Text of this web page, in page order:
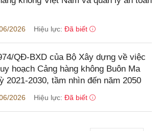
2026 Hiệu lực: Đã biết
QĐ-BXD của Bộ Xây dựng về việc
hoạch Cảng hàng không Buôn Ma
2021-2030, tầm nhìn đến năm 2050
2026 Hiệu lực: Đã biết